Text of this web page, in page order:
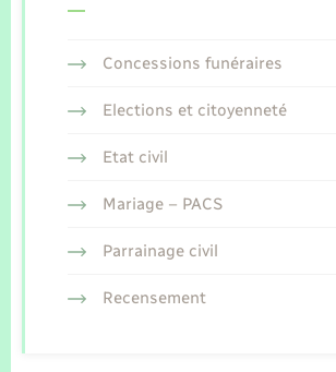
Concessions funéraires
Elections et citoyenneté
Etat civil
Mariage – PACS
Parrainage civil
Recensement